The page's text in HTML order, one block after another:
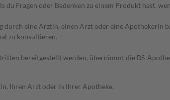
Fragen oder Bedenken zu einem Produkt hast,
eine Ärztin, einen Arzt oder eine Apothekerin
zu konsultieren.
bereitgestellt werden, übernimmt die BS-
Ihren Arzt oder in Ihrer Apotheke.